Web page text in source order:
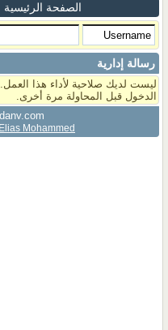
الصفحة الرئيسية
رسالة إدارية
ليست لديك صلاحية لأداء هذا
الدخول قبل المحاولة مرة أخرى.
Elias Mohammed